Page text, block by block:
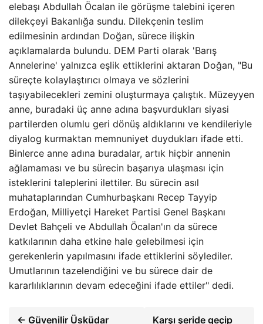
elebaşı Abdullah Öcalan ile görüşme talebini içeren
dilekçeyi Bakanlığa sundu. Dilekçenin teslim
edilmesinin ardından Doğan, sürece ilişkin
açıklamalarda bulundu. DEM Parti olarak 'Barış
Annelerine' yalnızca eşlik ettiklerini aktaran Doğan, "Bu
süreçte kolaylaştırıcı olmaya ve sözlerini
taşıyabilecekleri zemini oluşturmaya çalıştık. Müzeyyen
anne, buradaki üç anne adına başvurdukları siyasi
partilerden olumlu geri dönüş aldıklarını ve kendileriyle
diyalog kurmaktan memnuniyet duydukları ifade etti.
Binlerce anne adına buradalar, artık hiçbir annenin
ağlamaması ve bu sürecin başarıya ulaşması için
isteklerini taleplerini ilettiler. Bu sürecin asıl
muhataplarından Cumhurbaşkanı Recep Tayyip
Erdoğan, Milliyetçi Hareket Partisi Genel Başkanı
Devlet Bahçeli ve Abdullah Öcalan'ın da sürece
katkılarının daha etkine hale gelebilmesi için
gerekenlerin yapılmasını ifade ettiklerini söylediler.
Umutlarının tazelendiğini ve bu sürece dair de
kararlılıklarının devam edeceğini ifade ettiler" dedi.
← Güvenilir Üsküdar
Karşı şeride geçip